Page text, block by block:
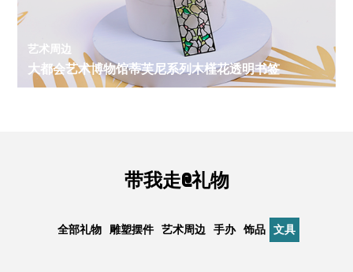
艺术周边
大都会艺术博物馆蒂芙尼系列木槿花透明书签
带我走@礼物
全部礼物 雕塑摆件 艺术周边 手办 饰品 文具